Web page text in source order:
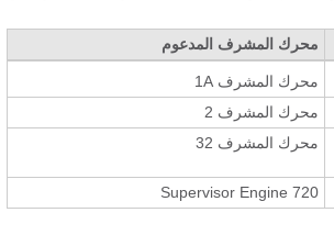
محرك المشرف المدعوم
محرك المشرف 1A
محرك المشرف 2
محرك المشرف 32
Supervisor Engine 720